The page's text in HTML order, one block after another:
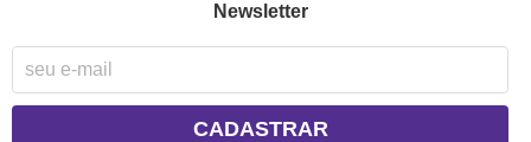
Newsletter
CADASTRAR